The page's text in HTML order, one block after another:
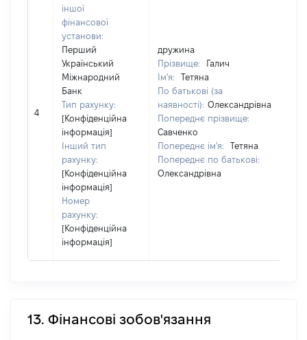
4
іншої
фінансової
установи:
Перший
Український
Міжнародний
Банк
Тип рахунку:
[Конфіденційна
інформація]
Інший тип
рахунку:
[Конфіденційна
інформація]
Номер
рахунку:
[Конфіденційна
інформація]
дружина
Прізвище:
Галич
Ім'я:
Тетяна
По батькові (за
наявності): Олександрівна
Попереднє прізвище:
Савченко
Попереднє ім'я:
Тетяна
Попереднє по батькові:
Олександрівна
13. Фінансові зобов'язання